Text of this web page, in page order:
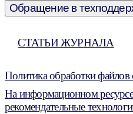
Обращение в
СТАТЬИ ЖУРНАЛА
Политика обработки файлов
На информационном
рекомендательные